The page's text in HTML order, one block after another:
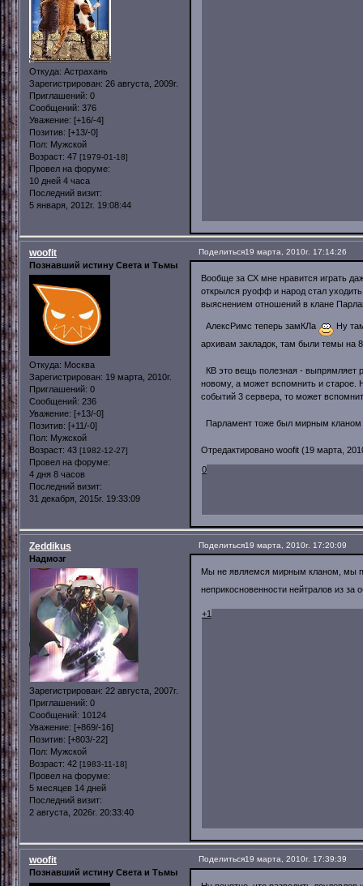
Откуда: Астрахань
Зарегистрирован: 26 августа, 2009г.
Приглашений: 0
Сообщений: 376
Уважение: [+16/-4]
Позитив: [+13/-0]
Пол: Мужской
Возраст: 47 [1979-01-18]
Провел на форуме:
10 дней 4 часа
Последний визит:
5 января, 2012г. 19:08:44
Поделиться19 марта, 2010г. 17:14:26
woofit
Познавший истину Света и Тьмы
Откуда: Москва
Зарегистрирован: 19 марта, 2010г.
Приглашений: 0
Сообщений: 236
Уважение: [+13/-0]
Позитив: [+11/-0]
Пол: Мужской
Возраст: 43 [1982-12-27]
Провел на форуме:
4 дня 8 часов
Последний визит:
31 декабря, 2015г. 19:33:09
Вообще за СХ мне нравится играть
открылся руофф и народ стал
выяснением отношений в клане
АлексРимс теперь замКЛа
Ну
архивам закладок, там были темы на
КВ это вещь полезная - выпрямляет
новому, а может вспомнить и старое.
событий 3 сервера, то может
Парламент тоже был мирным кланом
Отредактировано woofit (19 марта,
0
Поделиться19 марта, 2010г. 17:20:09
Zeddikus
Надмозг
Зарегистрирован: 22 августа, 2007г.
Приглашений: 0
Сообщений: 10124
Уважение: [+869/-16]
Позитив: [+803/-22]
Пол: Мужской
Возраст: 42 [1983-11-18]
Провел на форуме:
5 месяцев 14 дней
Последний визит:
2 августа, 2026г. 20:33:40
Мы не являемся мирным кланом, мы
неприкосновенности нейтралов из за
+1
Поделиться19 марта, 2010г. 17:39:39
woofit
Познавший истину Света и Тьмы